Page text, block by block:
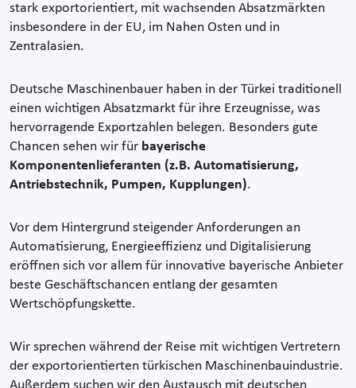
stark exportorientiert, mit wachsenden Absatzmärkten
insbesondere in der EU, im Nahen Osten und in
Zentralasien.
Deutsche Maschinenbauer haben in der Türkei traditionell
einen wichtigen Absatzmarkt für ihre Erzeugnisse, was
hervorragende Exportzahlen belegen. Besonders gute
Chancen sehen wir für bayerische
Komponentenlieferanten (z.B. Automatisierung,
Antriebstechnik, Pumpen, Kupplungen).
Vor dem Hintergrund steigender Anforderungen an
Automatisierung, Energieeffizienz und Digitalisierung
eröffnen sich vor allem für innovative bayerische Anbieter
beste Geschäftschancen entlang der gesamten
Wertschöpfungskette.
Wir sprechen während der Reise mit wichtigen Vertretern
der exportorientierten türkischen Maschinenbauindustrie.